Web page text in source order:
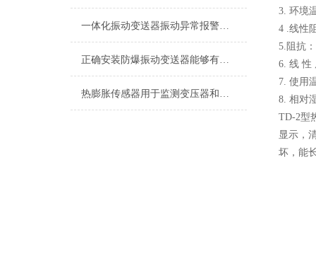
一体化振动变送器振动异常报警与预警设置技术指南
正确安装防爆振动变送器能够有效预防潜在的安全隐患
热膨胀传感器用于监测变压器和电缆的温升，防止过热造成损害
3. 环境
4 .线性
5.阻抗
6. 线 性
7. 使用
8. 相对
TD-2型
显示，
坏，能